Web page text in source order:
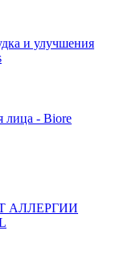
и улучшения
лица - Biore
АЛЛЕРГИИ